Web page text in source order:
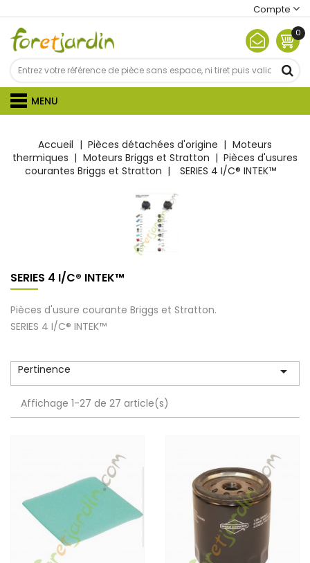
Compte
0
MENU
Accueil Pièces détachées d'origine
Moteurs
thermiques
Moteurs Briggs et Stratton
Pièces d'usures
courantes Briggs et Stratton
SERIES 4 I/C® INTEK™
SERIES 4 I/C® INTEK™
Pièces d'usure courante Briggs et Stratton.
SERIES 4 I/C® INTEK™
Pertinence 
Affichage 1-27 de 27 article(s)